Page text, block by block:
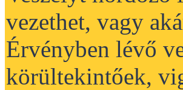
vezethet, vagy
Érvényben lévő
körültekintőek,